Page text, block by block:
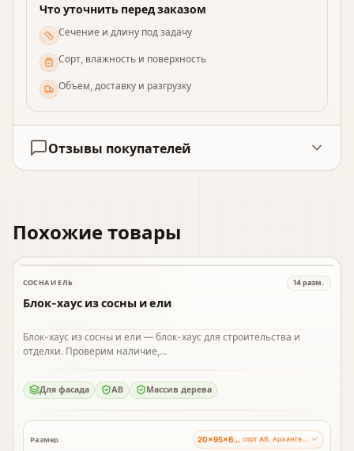
Что уточнить перед заказом
Сечение и длину под задачу
Сорт, влажность и поверхность
Объем, доставку и разгрузку
Отзывы покупателей
Похожие товары
В наличии
СОСНА И ЕЛЬ 14разм.
Блок-хаус из сосны и ели
Блок-хаус из сосны и ели — блок-хаус для строительства и
отделки. Проверим наличие,...
Для фасада AB Массив дерева
Размер 20×95×6000 ммсорт AB, Ар×ангельский лес